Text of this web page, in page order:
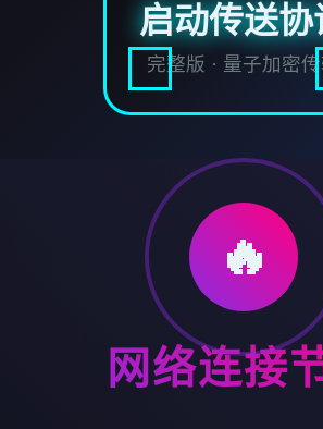
启动传送协
完整版 · 量子加密
🔥
网络连接